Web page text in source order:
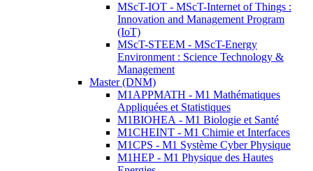
MScT-IOT - MScT-Internet of Things :
Innovation and Management Program
(IoT)
MScT-STEEM - MScT-Energy
Environment : Science Technology &
Management
Master (DNM)
M1APPMATH - M1 Mathématiques
Appliquées et Statistiques
M1BIOHEA - M1 Biologie et Santé
M1CHEINT - M1 Chimie et Interfaces
M1CPS - M1 Système Cyber Physique
M1HEP - M1 Physique des Hautes